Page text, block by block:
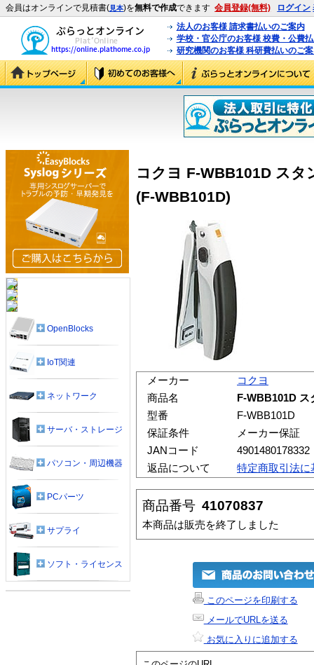
会員はオンラインで見積書(見本)を無料で作成できます 会員登録(無料) ログイン
法人のお客様 請求書払いのご案内
学校・官公庁のお客様 校費・公費
研究機関のお客様 科研費払いのご
コクヨ F-WBB101D ス
(F-WBB101D)
メーカー
コクヨ
商品名
F-WBB101D
型番
F-WBB101D
保証条件
メーカー保証
JANコード
4901480178332
返品について
特定商取引法に
商品番号 41070837
本商品は販売を終了しました
このページを印刷する
メールでURLを送る
お気に入りに追加する
OpenBlocks
IoT関連
ネットワーク
サーバ・ストレージ
パソコン・周辺機器
PCパーツ
サプライ
ソフト・ライセンス